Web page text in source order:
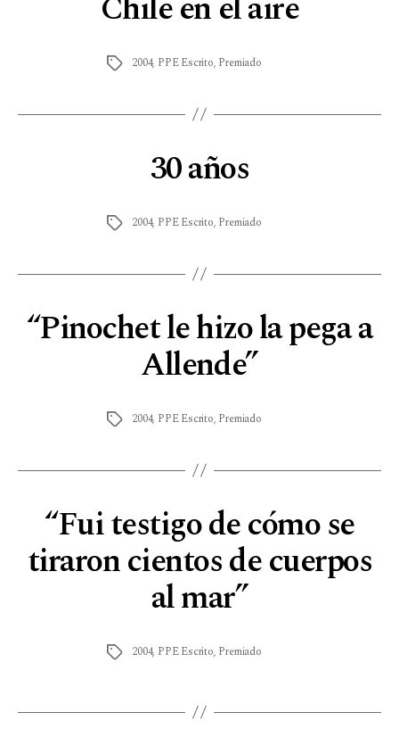
2004, PPE Escrito, Premiado
30 años
2004, PPE Escrito, Premiado
“Pinochet le hizo la pega a
Allende”
2004, PPE Escrito, Premiado
“Fui testigo de cómo se
tiraron cientos de cuerpos
al mar”
2004, PPE Escrito, Premiado